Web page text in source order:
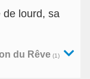
de lourd, sa
du Rêve (1)